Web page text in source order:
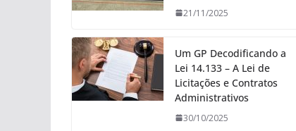
21/11/2025
Um GP Decodificando a
Lei 14.133 – A Lei de
Licitações e Contratos
Administrativos
30/10/2025